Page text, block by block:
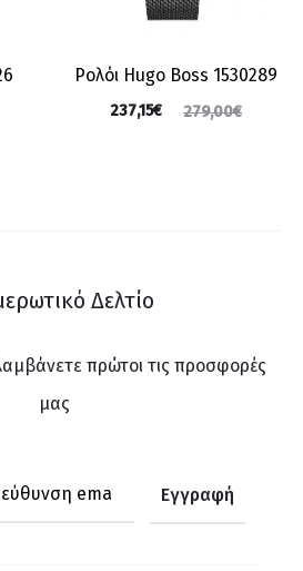
Ρολόι Hugo Boss 1530289
279,00€
237,15€
Δελτίο
πρώτοι τις προσφορές
μας